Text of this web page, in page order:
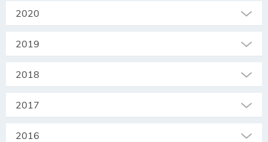
2020
2019
2018
2017
2016